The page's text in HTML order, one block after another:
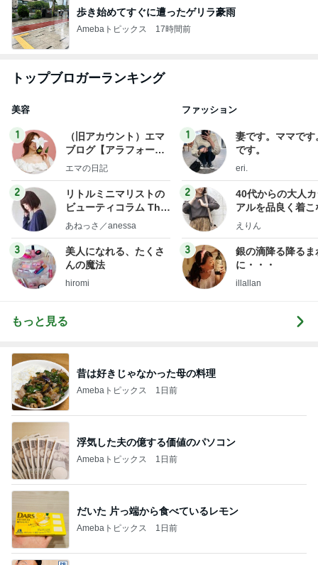
歩き始めてすぐに遭ったゲリラ豪雨
Amebaトピックス 17時間前
トップブロガーランキング
美容
1
（旧アカウント）エマ
ブログ【アラフォー会
社売却セカンドライ
エマの日記
2
リトルミニマリストの
ビューティコラム The
little minimalist's bea
あねっさ／anessa
3
美人になれる、たくさ
んの魔法
hiromi
ファッション
1
妻です。ママです
です。
eri.
2
40代からの大人
アルを品良く着こ
ファッションブロ
えりん
3
銀の滴降る降るま
に・・・
illallan
もっと見る
昔は好きじゃなかった母の料理
Amebaトピックス 1日前
浮気した夫の億する価値のパソコン
Amebaトピックス 1日前
だいた 片っ端から食べているレモン
Amebaトピックス 1日前